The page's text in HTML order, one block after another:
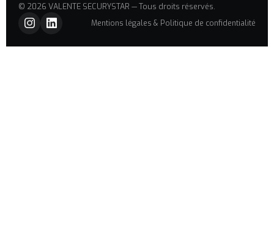
© 2026 VALENTE SECURYSTAR — Tous droits réservés.
Mentions légales & Politique de confidentialité